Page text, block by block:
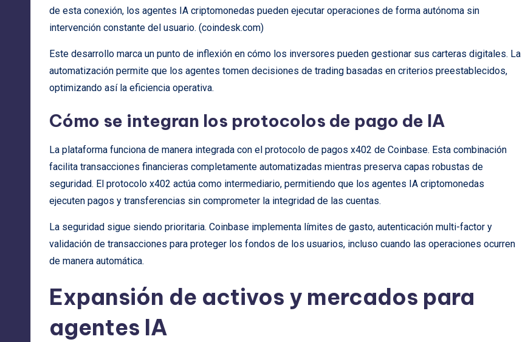
de esta conexión, los agentes IA criptomonedas pueden ejecutar operaciones de forma autónoma sin
intervención constante del usuario. (coindesk.com)
Este desarrollo marca un punto de inflexión en cómo los inversores pueden gestionar sus carteras digitales. La
automatización permite que los agentes tomen decisiones de trading basadas en criterios preestablecidos,
optimizando así la eficiencia operativa.
Cómo se integran los protocolos de pago de IA
La plataforma funciona de manera integrada con el protocolo de pagos x402 de Coinbase. Esta combinación
facilita transacciones financieras completamente automatizadas mientras preserva capas robustas de
seguridad. El protocolo x402 actúa como intermediario, permitiendo que los agentes IA criptomonedas
ejecuten pagos y transferencias sin comprometer la integridad de las cuentas.
La seguridad sigue siendo prioritaria. Coinbase implementa límites de gasto, autenticación multi-factor y
validación de transacciones para proteger los fondos de los usuarios, incluso cuando las operaciones ocurren
de manera automática.
Expansión de activos y mercados para
agentes IA